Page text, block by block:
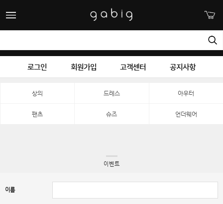
로그인 회원가입 고객센터 공지사항
상의 드레스 아우터
팬츠 슈즈 언더웨어
이벤트
이름